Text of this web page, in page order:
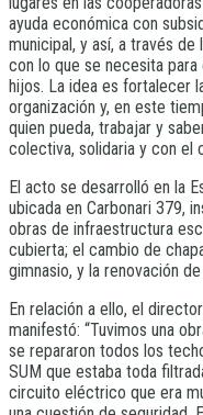
ayuda económica con
municipal, y así, a través
con lo que se necesita
hijos. La idea es fortalecer
organización y, en este
quien pueda, trabajar y
colectiva, solidaria y con el
El acto se desarrolló en la
ubicada en Carbonari 379,
obras de infraestructura
cubierta; el cambio de
gimnasio, y la renovación
En relación a ello, el
manifestó: “Tuvimos una
se repararon todos los
SUM que estaba toda
circuito eléctrico que era